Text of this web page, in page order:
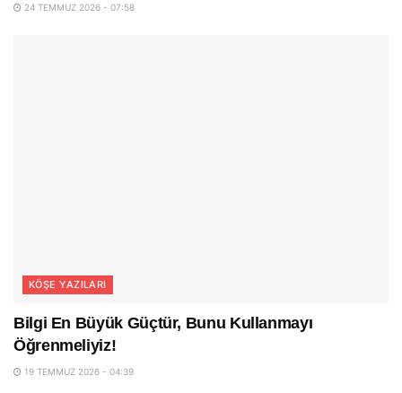
24 TEMMUZ 2026 - 07:58
KÖŞE YAZILARI
Bilgi En Büyük Güçtür, Bunu Kullanmayı
Öğrenmeliyiz!
19 TEMMUZ 2026 - 04:39